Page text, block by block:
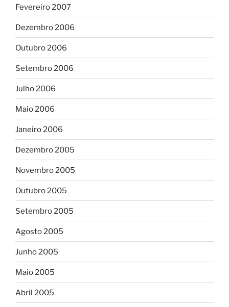
Fevereiro 2007
Dezembro 2006
Outubro 2006
Setembro 2006
Julho 2006
Maio 2006
Janeiro 2006
Dezembro 2005
Novembro 2005
Outubro 2005
Setembro 2005
Agosto 2005
Junho 2005
Maio 2005
Abril 2005